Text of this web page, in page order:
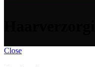
Close